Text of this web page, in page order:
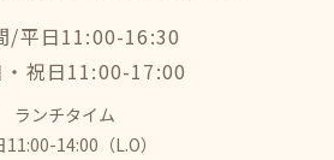
/平日11:00-16:30
・祝日11:00-17:00
ランチタイム
11:00-14:00（L.O）